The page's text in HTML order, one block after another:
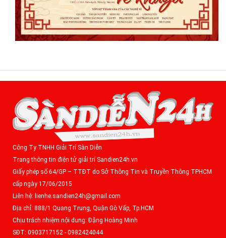
Công Ty TNHH Giải Trí Sàn Diễn
Trang thông tin điện tử giải trí Sandien24h.vn
Giấy phép số 64/GP – TTĐT do Sở Thông Tin và Truyền Thông TPHCM
cấp ngày 17/06/2015
Liên hệ: lienhe.sandien24h@gmail.com
Địa chỉ: 888/1 Quang Trung, Quận Gò Vấp, Tp.HCM
Chịu trách nhiệm nội dung: Đặng Hoàng Minh
SĐT: 0903717152 - 0982424044